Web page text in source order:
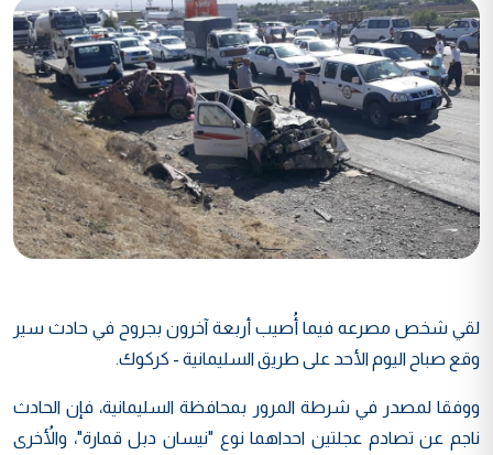
لقي شخص مصرعه فيما أُصيب أربعة آخرون بجروح في حادث سير
وقع صباح اليوم الأحد على طريق السليمانية - كركوك.
ووفقا لمصدر في شرطة المرور بمحافظة السليمانية، فإن الحادث
ناجم عن تصادم عجلتين احداهما نوع "نيسان دبل قمارة"، والأُخرى